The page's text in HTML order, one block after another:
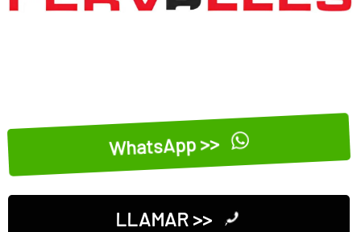
WhatsApp >>
LLAMAR >>